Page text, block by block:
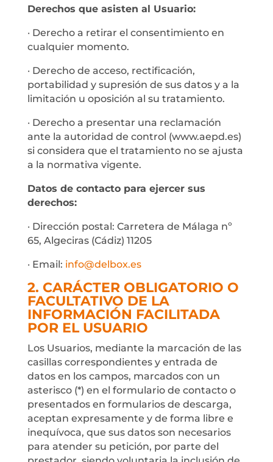
Derechos que asisten al Usuario:
· Derecho a retirar el consentimiento en
cualquier momento.
· Derecho de acceso, rectificación,
portabilidad y supresión de sus datos y a la
limitación u oposición al su tratamiento.
· Derecho a presentar una reclamación
ante la autoridad de control (www.aepd.es)
si considera que el tratamiento no se ajusta
a la normativa vigente.
Datos de contacto para ejercer sus
derechos:
· Dirección postal: Carretera de Málaga nº
65, Algeciras (Cádiz) 11205
· Email: info@delbox.es
2. CARÁCTER OBLIGATORIO O
FACULTATIVO DE LA
INFORMACIÓN FACILITADA
POR EL USUARIO
Los Usuarios, mediante la marcación de las
casillas correspondientes y entrada de
datos en los campos, marcados con un
asterisco (*) en el formulario de contacto o
presentados en formularios de descarga,
aceptan expresamente y de forma libre e
inequívoca, que sus datos son necesarios
para atender su petición, por parte del